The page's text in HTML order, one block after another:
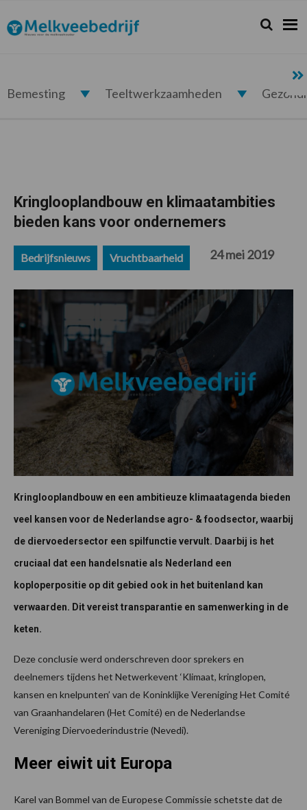
de
hoofdnavigatie
de
hoofd
de
eerste
de
voettekst
Melkveebedrijf.nl Zoeken...
Zoek
Bemesting Teeltwerkzaamheden
Kringlooplandbouw en klimaatambities
bieden kans voor ondernemers
Bedrijfsnieuws Vruchtbaarheid 24 mei 2019
Kringlooplandbouw en een ambitieuze klimaatagenda bieden
veel kansen voor de Nederlandse agro- & foodsector, waarbij
de diervoedersector een spilfunctie vervult. Daarbij is het
cruciaal dat een handelsnatie als Nederland een
koploperpositie op dit gebied ook in het buitenland kan
verwaarden. Dit vereist transparantie en samenwerking in de
keten.
Deze conclusie werd onderschreven door sprekers en
deelnemers tijdens het Netwerkevent ‘Klimaat, kringlopen,
kansen en knelpunten’ van de Koninklijke Vereniging Het Comité
van Graanhandelaren (Het Comité) en de Nederlandse
Vereniging Diervoederindustrie (Nevedi).
Meer eiwit uit Europa
Karel van Bommel van de Europese Commissie schetste dat de